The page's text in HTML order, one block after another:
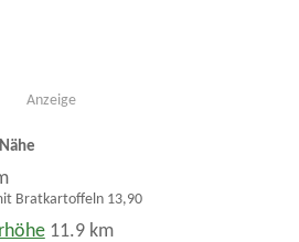
Anzeige
Bratkartoffeln 13,90
11.9 km